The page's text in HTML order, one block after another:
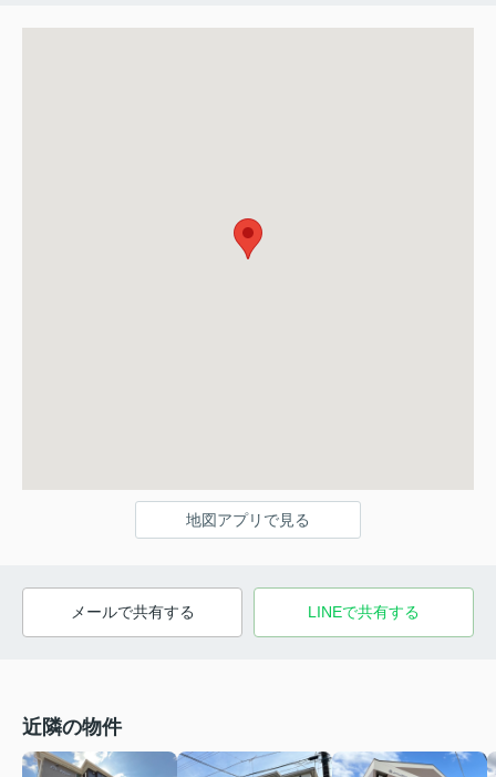
地図アプリで見る
メールで共有する LINEで共有する
近隣の物件